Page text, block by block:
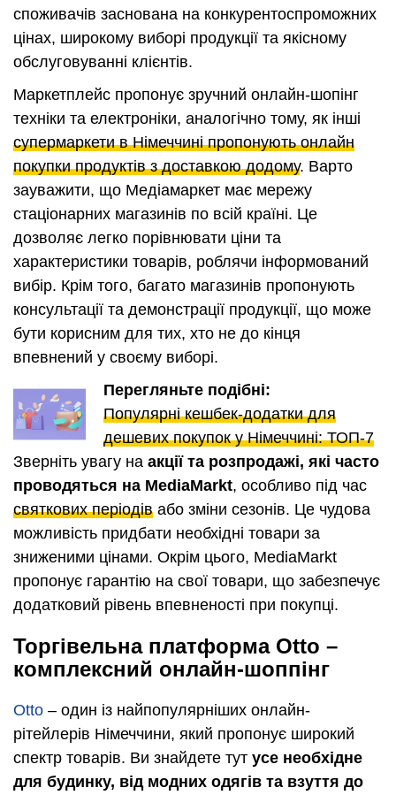
споживачів заснована на конкурентоспроможних
цінах, широкому виборі продукції та якісному
обслуговуванні клієнтів.
Маркетплейс пропонує зручний онлайн-шопінг
техніки та електроніки, аналогічно тому, як інші
супермаркети в Німеччині пропонують онлайн
покупки продуктів з доставкою додому. Варто
зауважити, що Медіамаркет має мережу
стаціонарних магазинів по всій країні. Це
дозволяє легко порівнювати ціни та
характеристики товарів, роблячи інформований
вибір. Крім того, багато магазинів пропонують
консультації та демонстрації продукції, що може
бути корисним для тих, хто не до кінця
впевнений у своєму виборі.
Перегляньте подібні:
Популярні кешбек-додатки для
дешевих покупок у Німеччині: ТОП-7
Зверніть увагу на акції та розпродажі, які часто
проводяться на MediaMarkt, особливо під час
святкових періодів або зміни сезонів. Це чудова
можливість придбати необхідні товари за
зниженими цінами. Окрім цього, MediaMarkt
пропонує гарантію на свої товари, що забезпечує
додатковий рівень впевненості при покупці.
Торгівельна платформа Otto –
комплексний онлайн-шоппінг
Otto – один із найпопулярніших онлайн-
рітейлерів Німеччини, який пропонує широкий
спектр товарів. Ви знайдете тут усе необхідне
для будинку, від модних одягів та взуття до